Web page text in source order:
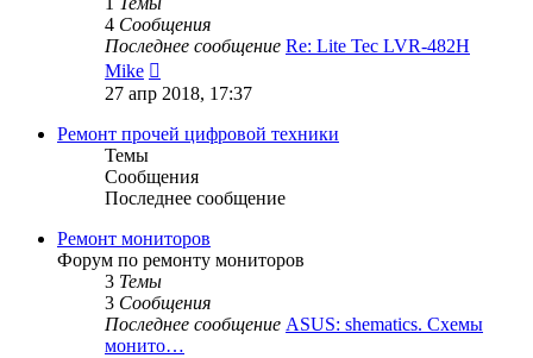
4 Сообщения
Последнее сообщение Re: Lite Tec LVR-482H
Mike
к
сообщению
27 апр 2018, 17:37
Ремонт прочей цифровой техники
Темы
Сообщения
Последнее сообщение
Ремонт мониторов
Форум по ремонту мониторов
3 Темы
3 Сообщения
Последнее сообщение ASUS: shematics. Схемы
монито…